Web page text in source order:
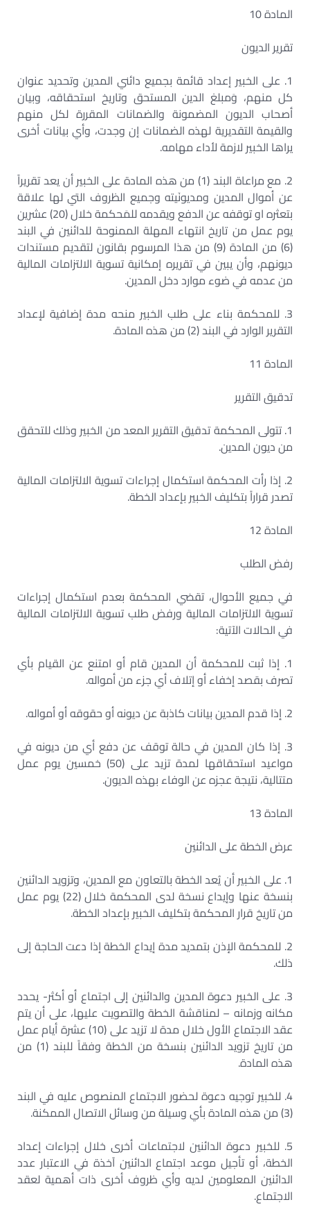
المادة 10
تقرير الديون
1. على الخبير إعداد قائمة بجميع دائني المدين وتحديد عنوان
كل منهم، وَمبلغ الدين المستحق وتاريخ استحقاقه، وبيان
أصحاب الديون المضمونة والضمانات المقررة لكل منهم
والقيمة التقديرية لهذه الضمانات إن وجدت، وأي بيانات أخرى
يراها الخبير لازمة لأداء مهامه.
2. مع مراعاة البند (1) من هذه المادة على الخبير أن يعد تقريراً
عن أموال المدين ومديونَيته وجميع الظروف التي لها علاقة
بتعثره او توقفه عن الدفع ويقدمه للمَحكمة خلال (20) عشرين
يوم عمل من تاريخ انتهاء المهلة الممنوحة للدائنين في البند
(6) من المادة (9) من هذا المرسوم بقانون لتقديم مستندات
ديونهم، وأن يبين في تقريره إمكانية تسوية الالتزامات المالية
من عدمه في ضوء موارد دخل المدين.
3. للمحكمة بناء على طلب الخبير منحه مدة إضافية لإعداد
التقرير الوارد في البند (2) من هذه المادة.
المادة 11
تدقيق التقرير
1. تتولى المحكمة تدقيق التقرير المعد من الخبير وذلك للتحقق
من ديون المدين.
2. إذا رأت المحكمة استكمال إجراءات تسوية الالتزامات المالية
تصدر قراراً بتكليف الخبير بإعداد الخطة.
المادة 12
رفض الطلب
في جميع الأحوال، تقضي المحكمة بعدم استكمال إجراءات
تسوية الالتزامات المالية ورفض طلب تسوية الالتزامات المالية
في الحالات الآتية:
1. إذا ثبت للمحكمة أن المدين قام أو امتنع عن القيام بأي
تصرف بقصد إخفاء أو إتلاف أي جزء من أمواله.
2. إذا قدم المدين بيانات كاذبة عن ديونه أو حقوقه أو أمواله.
3. إذا كان المدين في حالة توقف عن دفع أي من ديونه في
مواعيد استحقاقها لمدة تزيد على (50) خمسين يوم عمل
متتالية، نتيجة عجزه عن الوفاء بهذه الديون.
المادة 13
عرض الخطة على الدائنين
1. على الخبير أن يُعد الخطة بالتعاون مع المدين، وتزويد الدائنين
بنسخة عنها وإيداع نسخة لدى المحكمة خلال (22) يوم عمل
من تاريخ قرار المحكمة بتكليف الخبير بإعداد الخطة.
2. للمحكمة الإذن بتمديد مدة إيداع الخطة إذا دعت الحاجة إلى
ذلك.
3. على الخبير دعوة المدين والدائنين إلى اجتماع أو أكثر- يحدد
مكانه وزمانه – لمناقشة الخطة والتصويت عليها، على أن يتم
عقد الاجتماع الأول خلال مدة لا تزيد على (10) عشرة أيام عمل
من تاريخ تزويد الدائنين بنسخة من الخطة وفقاً للبند (1) من
هذه المادة.
4. للخبير توجيه دعوة لحضور الاجتماع المنصوص عليه في البند
(3) من هذه المادة بأي وسيلة من وسائل الاتصال الممكنة.
5. للخبير دعوة الدائنين لاجتماعات أخرى خلال إجراءات إعداد
الخطة، أو تأجيل موعد اجتماع الدائنين آخذة في الاعتبار عدد
الدائنين المعلومين لديه وأي ظروف أخرى ذات أهمية لعقد
الاجتماع.